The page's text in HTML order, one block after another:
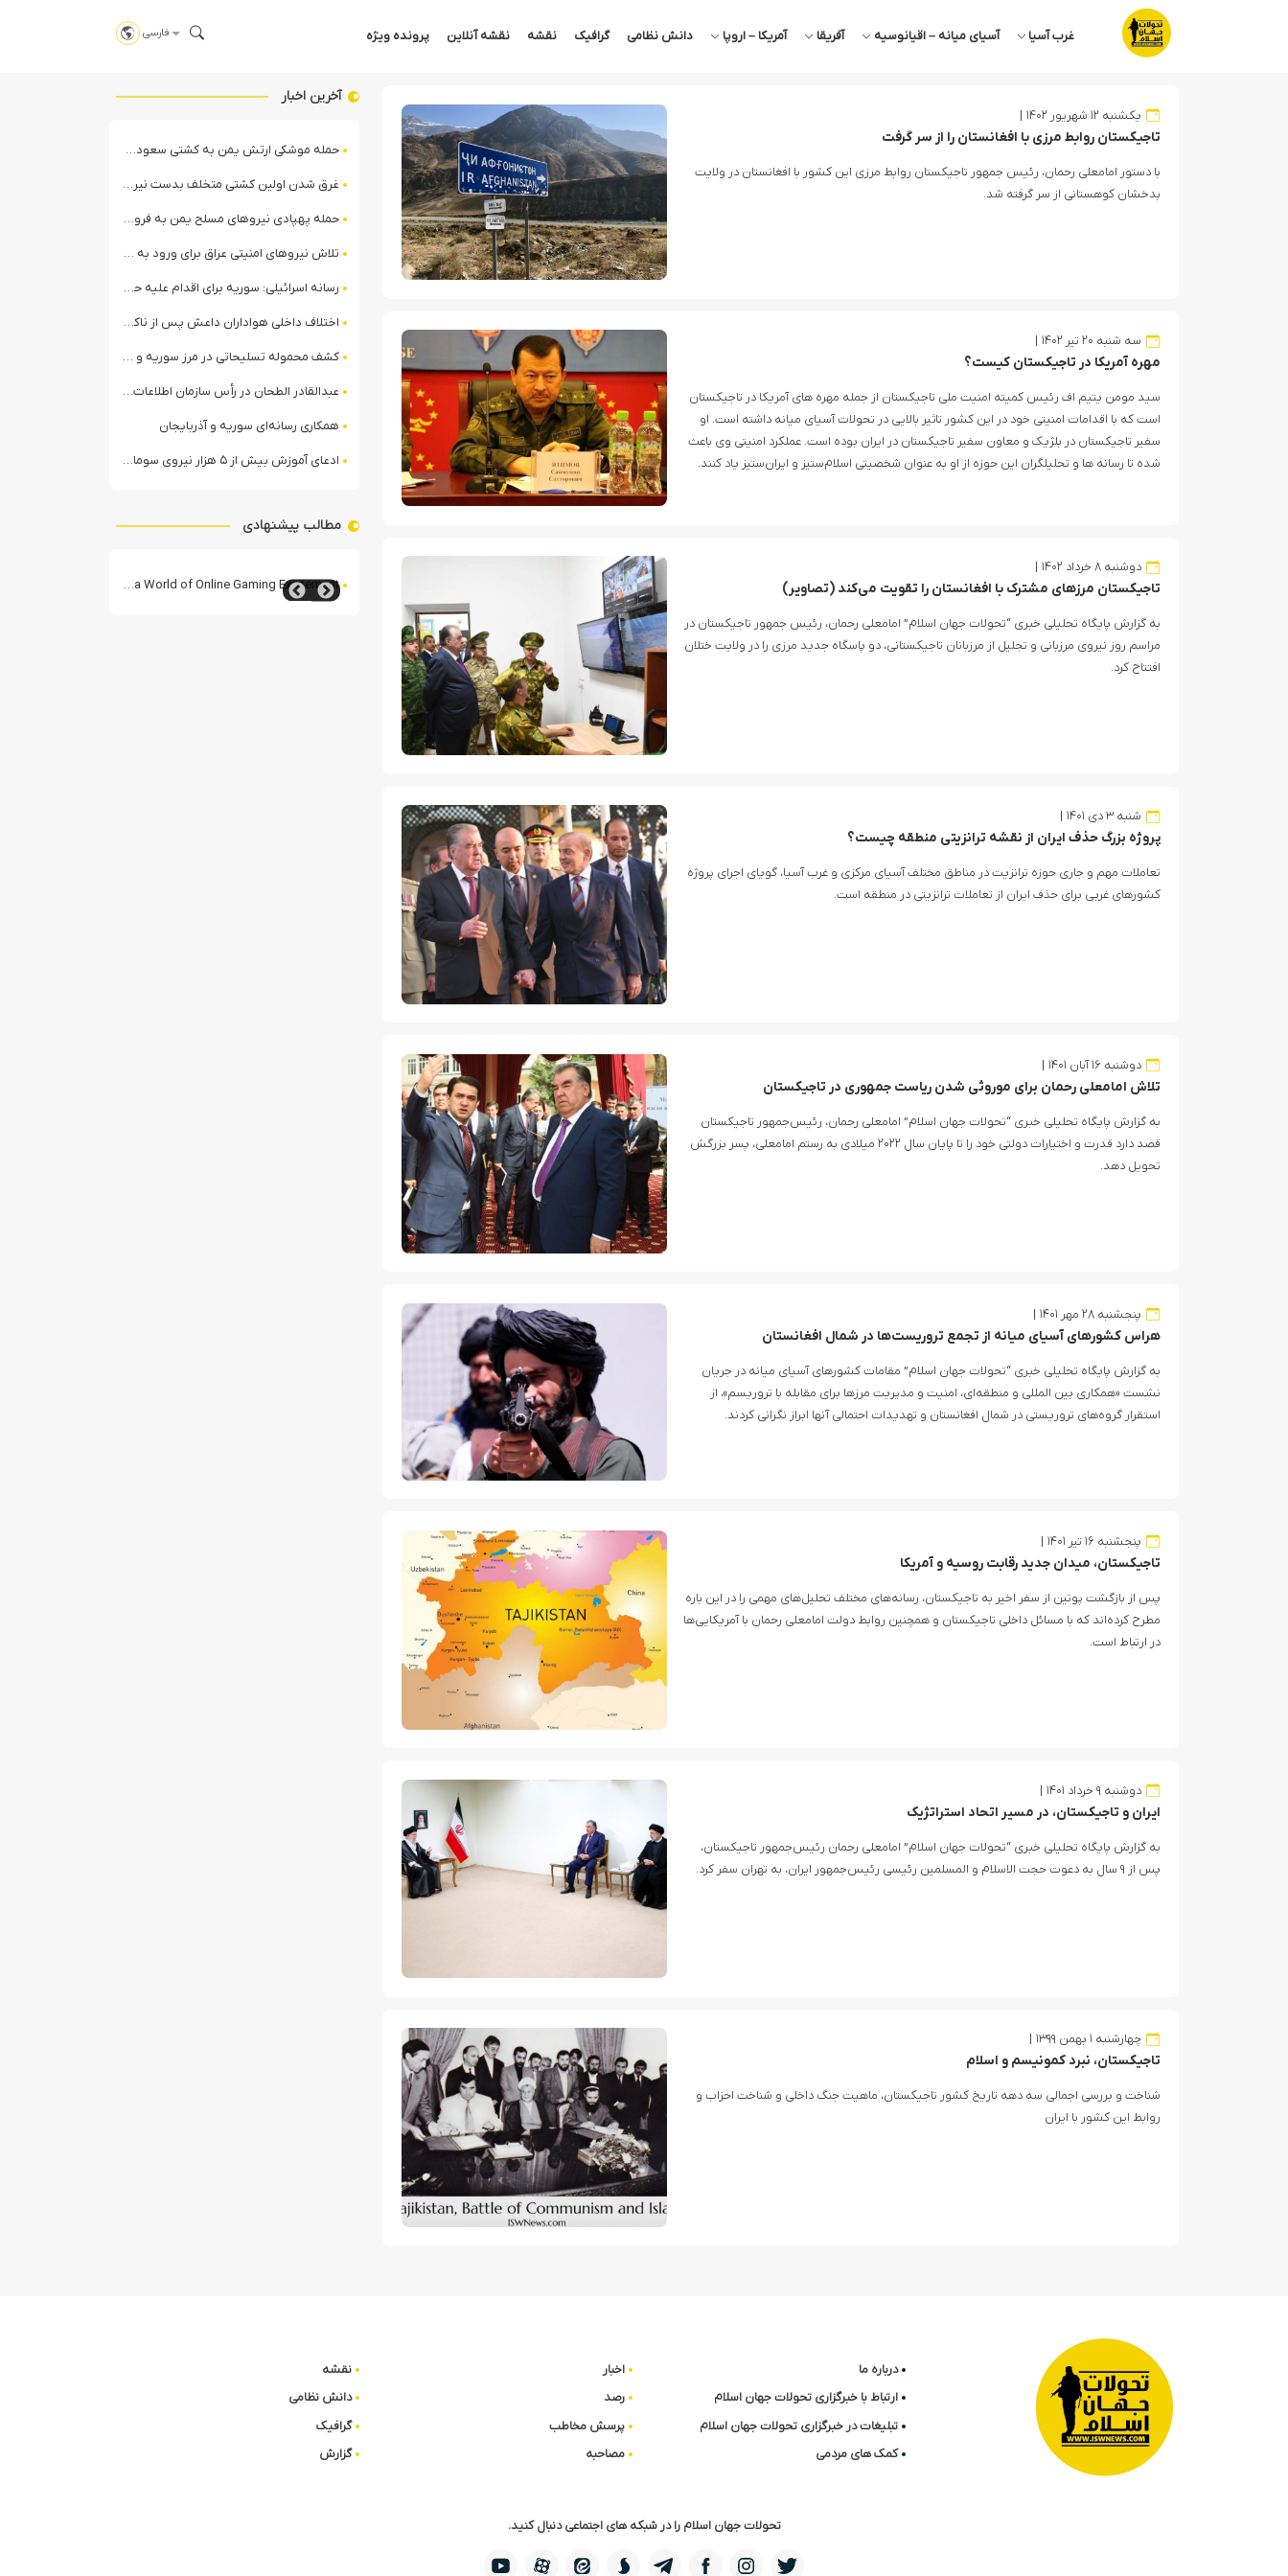
غرب آسیا آسیای میانه – اقیانوسیه آفریقا آمریکا – اروپا دانش نظامی گرافیک نقشه نقشه آنلاین پرونده ویژه فارسی
یکشنبه ۱۲ شهریور ۱۴۰۲
تاجیکستان روابط مرزی با افغانستان را از سر گرفت
با دستور امامعلی رحمان، رئیس جمهور تاجیکستان روابط مرزی این کشور با افغانستان در ولایت
بدخشان کوهستانی از سر گرفته شد.
سه شنبه ۲۰ تیر ۱۴۰۲
مهره آمریکا در تاجیکستان کیست؟
سید مومن یتیم اف رئیس کمیته امنیت ملی تاجیکستان از جمله مهره های آمریکا در تاجیکستان
است که با اقدامات امنیتی خود در این کشور تاثیر بالایی در تحولات آسیای میانه داشته است. او
سفیر تاجیکستان در بلژیک و معاون سفیر تاجیکستان در ایران بوده است. عملکرد امنیتی وی باعث
شده تا رسانه ها و تحلیلگران این حوزه از او به عنوان شخصیتی اسلام‌ستیز و ایران‌ستیز یاد کنند.
دوشنبه ۸ خرداد ۱۴۰۲
تاجیکستان مرزهای مشترک با افغانستان را تقویت می‌کند (تصاویر)
به گزارش پایگاه تحلیلی خبری “تحولات جهان اسلام” امامعلی رحمان، رئیس‌ جمهور تاجیکستان در
مراسم روز نیروی مرزبانی و تجلیل از مرزبانان تاجیکستانی، دو پاسگاه جدید مرزی را در ولایت ختلان
افتتاح کرد.
شنبه ۳ دی ۱۴۰۱
پروژه بزرگ حذف ایران از نقشه ترانزیتی منطقه چیست؟
تعاملات مهم و جاری حوزه ترانزیت در مناطق مختلف آسیای مرکزی و غرب آسیا، گویای اجرای پروژه
کشورهای غربی برای حذف ایران از تعاملات ترانزیتی در منطقه است.
دوشنبه ۱۶ آبان ۱۴۰۱
تلاش امامعلی رحمان برای موروثی شدن ریاست جمهوری در تاجیکستان
به گزارش پایگاه تحلیلی خبری “تحولات جهان اسلام” امامعلی رحمان، رئیس‌جمهور تاجیکستان
قصد دارد قدرت و اختیارات دولتی خود را تا پایان سال ۲۰۲۲ میلادی به رستم امامعلی، پسر بزرگش
تحویل دهد.
پنجشنبه ۲۸ مهر ۱۴۰۱
هراس کشورهای آسیای میانه از تجمع تروریست‌ها در شمال افغانستان
به گزارش پایگاه تحلیلی خبری “تحولات جهان اسلام” مقامات کشورهای آسیای میانه در جریان
نشست «همکاری بین المللی و منطقه‌ای، امنیت و مدیریت مرزها برای مقابله با تروریسم»، از
استقرار گروه‌های تروریستی در شمال افغانستان و تهدیدات احتمالی آنها ابراز نگرانی کردند.
پنجشنبه ۱۶ تیر ۱۴۰۱
تاجیکستان، میدان جدید رقابت روسیه و آمریکا
پس از بازگشت پوتین از سفر اخیر به تاجیکستان، رسانه‌های مختلف تحلیل‌های مهمی را در این باره
مطرح کرده‌اند که با مسائل داخلی تاجیکستان و همچنین روابط دولت امامعلی رحمان با آمریکایی‌ها
در ارتباط است.
دوشنبه ۹ خرداد ۱۴۰۱
ایران و تاجیکستان، در مسیر اتحاد استراتژیک
به گزارش پایگاه تحلیلی خبری “تحولات جهان اسلام” امامعلی رحمان رئیس‌جمهور تاجیکستان،
پس از ۹ سال به دعوت حجت الاسلام و المسلمین رئیسی رئیس‌جمهور ایران، به تهران سفر کرد.
چهارشنبه ۱ بهمن ۱۳۹۹
تاجیکستان، نبرد کمونیسم و اسلام
شناخت و بررسی اجمالی سه دهه تاریخ کشور تاجیکستان، ماهیت جنگ داخلی و شناخت احزاب و
روابط این کشور با ایران
آخرین اخبار
حمله موشکی ارتش یمن به کشتی سعودی در شمال دریای سرخ
غرق شدن اولین کشتی متخلف بدست نیروی دریایی ارتش یمن
حمله پهپادی نیروهای مسلح یمن به فرودگاه نجران
تلاش نیروهای امنیتی عراق برای ورود به مقر مقاومت در حومه بغداد
رسانه اسرائیلی: سوریه برای اقدام علیه حزب‌الله در لبنان آماده می‌شود!
اختلاف داخلی هواداران داعش پس از ناکامی عملیات انغماسی داعش در رقه
کشف محموله تسلیحاتی در مرز سوریه و عراق توسط نیروهای الجولانی
عبدالقادر الطحان در رأس سازمان اطلاعات سوریه؛ گمانه‌زنی‌ها درباره اختلافات در ساختار امنیتی
همکاری رسانه‌ای سوریه و آذربایجان
ادعای آموزش بیش از ۵ هزار نیروی سومالیایی با نظارت عربستان
مطالب پیشنهادی
Unlocking the Excitement: A Deep Dive into the Casea Online Casino Experience
Bananzia Casino: Your Passport to a World of Online Gaming Excitement
درباره ما
ارتباط با خبرگزاری تحولات جهان اسلام
تبلیغات در خبرگزاری تحولات جهان اسلام
کمک های مردمی
اخبار
رصد
پرسش مخاطب
مصاحبه
نقشه
دانش نظامی
گرافیک
گزارش
تحولات جهان اسلام را در شبکه های اجتماعی دنبال کنید.